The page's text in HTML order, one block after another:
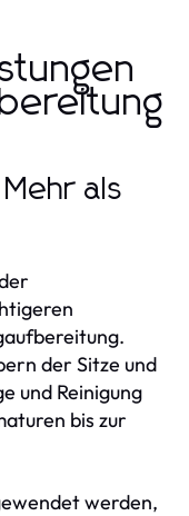
als
der Sitze und
und Reinigung
bis zur
werden,